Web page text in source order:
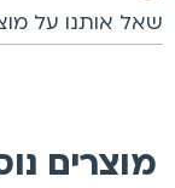
שאל אותנו על
מוצרים